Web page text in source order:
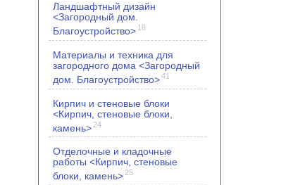
Ландшафтный дизайн
<Загородный дом.
Благоустройство> 18
Материалы и техника для
загородного дома <Загородный
дом. Благоустройство>41
Кирпич и стеновые блоки
<Кирпич, стеновые блоки,
камень> 24
Отделочные и кладочные
работы <Кирпич, стеновые
блоки, камень> 25